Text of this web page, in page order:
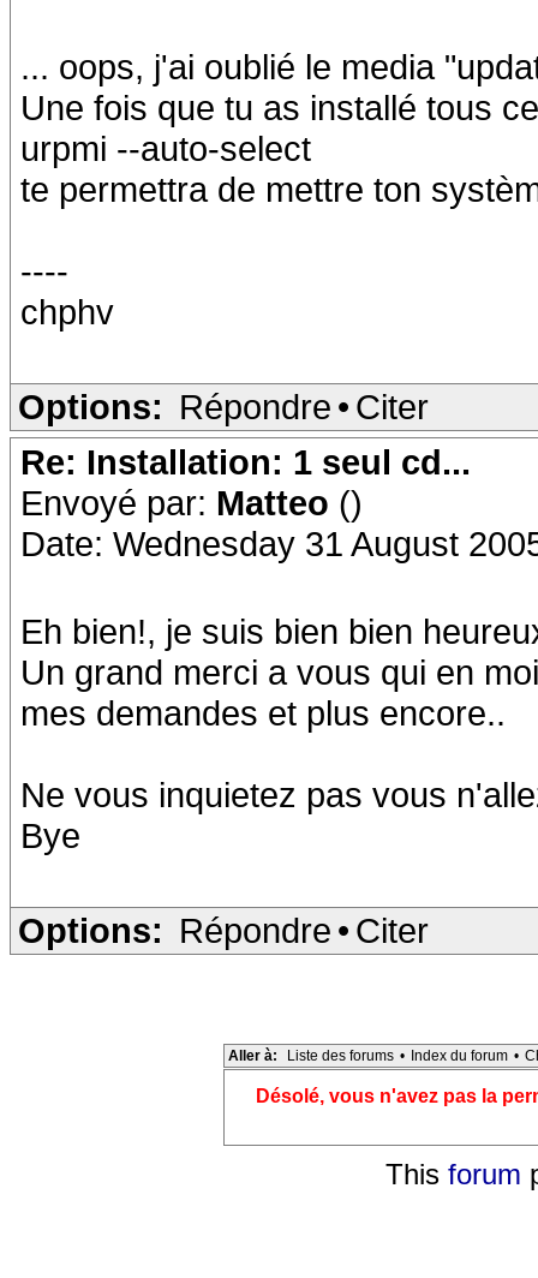
... oops, j'ai oublié le media
Une fois que tu as installé tous
urpmi --auto-select
te permettra de mettre ton
----
chphv
Options: Répondre • Citer
Re: Installation: 1 seul cd...
Envoyé par: Matteo ()
Date: Wednesday 31 August
Eh bien!, je suis bien bien
Un grand merci a vous qui en
mes demandes et plus encore..
Ne vous inquietez pas vous
Bye
Options: Répondre • Citer
Aller à: Liste des forums • Index du forum •
Désolé, vous n'avez pas la
This forum